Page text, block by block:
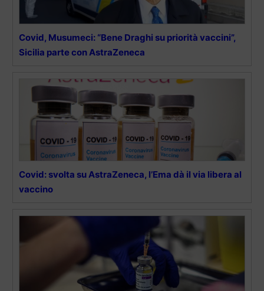
Covid, Musumeci: “Bene Draghi su priorità vaccini”,
Sicilia parte con AstraZeneca
Covid: svolta su AstraZeneca, l’Ema dà il via libera al
vaccino